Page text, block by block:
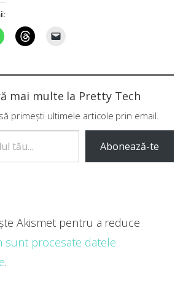
mai multe la Pretty Tech
primești ultimele articole prin email.
Abonează-te
Akismet pentru a reduce
sunt procesate datele
.